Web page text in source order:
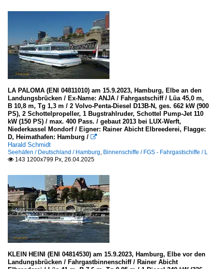
LA PALOMA (ENI 04811010) am 15.9.2023, Hamburg, Elbe an den
Landungsbrücken / Ex-Name: ANJA / Fahrgastschiff / Lüa 45,0 m,
B 10,8 m, Tg 1,3 m / 2 Volvo-Penta-Diesel D13B-N, ges. 662 kW (900
PS), 2 Schottelpropeller, 1 Bugstrahlruder, Schottel Pump-Jet 110
kW (150 PS) / max. 400 Pass. / gebaut 2013 bei LUX-Werft,
Niederkassel Mondorf / Eigner: Rainer Abicht Elbreederei, Flagge:
D, Heimathafen: Hamburg / 
Harald Schmidt
Seehäfen / Deutschland / Hamburg, Binnenschiffe / FGS - Fahrgastschiffe / L
 143 1200x799 Px, 26.04.2025
KLEIN HEINI (ENI 04814530) am 15.9.2023, Hamburg, Elbe vor den
Landungsbrücken / Fahrgastbinnenschiff / Rainer Abicht